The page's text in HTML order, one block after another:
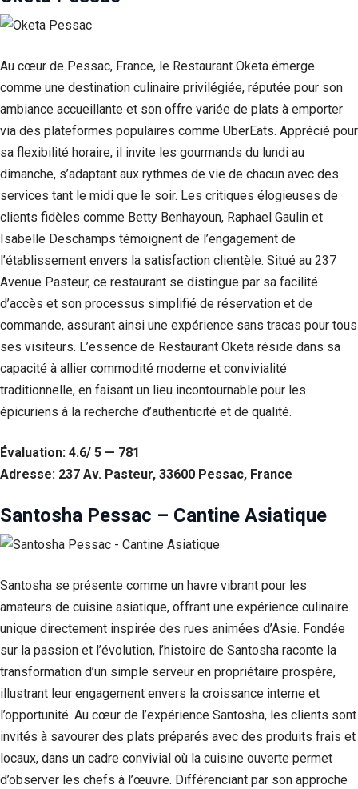
Au cœur de Pessac, France, le Restaurant Oketa émerge
comme une destination culinaire privilégiée, réputée pour son
ambiance accueillante et son offre variée de plats à emporter
via des plateformes populaires comme UberEats. Apprécié pour
sa flexibilité horaire, il invite les gourmands du lundi au
dimanche, s’adaptant aux rythmes de vie de chacun avec des
services tant le midi que le soir. Les critiques élogieuses de
clients fidèles comme Betty Benhayoun, Raphael Gaulin et
Isabelle Deschamps témoignent de l’engagement de
l’établissement envers la satisfaction clientèle. Situé au 237
Avenue Pasteur, ce restaurant se distingue par sa facilité
d’accès et son processus simplifié de réservation et de
commande, assurant ainsi une expérience sans tracas pour tous
ses visiteurs. L’essence de Restaurant Oketa réside dans sa
capacité à allier commodité moderne et convivialité
traditionnelle, en faisant un lieu incontournable pour les
épicuriens à la recherche d’authenticité et de qualité.
Évaluation: 4.6/ 5 — 781
Adresse: 237 Av. Pasteur, 33600 Pessac, France
Santosha Pessac – Cantine Asiatique
Santosha se présente comme un havre vibrant pour les
amateurs de cuisine asiatique, offrant une expérience culinaire
unique directement inspirée des rues animées d’Asie. Fondée
sur la passion et l’évolution, l’histoire de Santosha raconte la
transformation d’un simple serveur en propriétaire prospère,
illustrant leur engagement envers la croissance interne et
l’opportunité. Au cœur de l’expérience Santosha, les clients sont
invités à savourer des plats préparés avec des produits frais et
locaux, dans un cadre convivial où la cuisine ouverte permet
d’observer les chefs à l’œuvre. Différenciant par son approche
Statistiques
puissions
améliorer la
fonctionnalité
et la structure
du site Web,
en fonction
dont le site
Web est
utilisé.
Experience
Afin que notre
fonctionne
aussi bien que
possible lors
de votre visite.
Si vous
refusez ces
certaines
disparaîtront
du site Web.
Marketing
votre intérêt et
lorsque vous
visitez notre
site, vous
augmentez les
chances de
voir du
offres
personnalisés.